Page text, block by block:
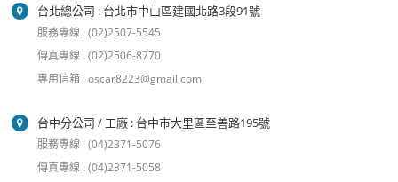
台北總公司 : 台北市中山區建國北路3段91號
服務專線 : (02)2507-5545
傳真專線 : (02)2506-8770
專用信箱 : oscar8223@gmail.com
台中分公司 / 工廠 : 台中市大里區至善路195號
服務專線 : (04)2371-5076
傳真專線 : (04)2371-5058